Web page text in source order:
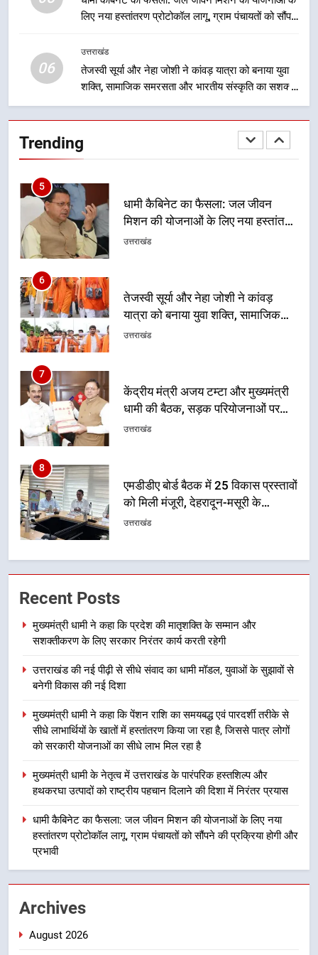
लिए नया हस्तांतरण प्रोटोकॉल लागू, ग्राम पंचायतों को सौंपने
06
उत्तराखंड
तेजस्वी सूर्या और नेहा जोशी ने कांवड़ यात्रा को बनाया युवा
शक्ति, सामाजिक समरसता और भारतीय संस्कृति का सशक्त
संदेश
Trending
4
मुख्यमंत्री धामी के नेतृत्व में उत्तराखंड के
निरंतर प्रयास
मिशन की योजनाओं के लिए नया हस्तांतरण
प्रोटोकॉल लागू, ग्राम पंचायतों को सौंपने
6
तेजस्वी सूर्या और नेहा जोशी ने कांवड़
यात्रा को बनाया युवा शक्ति, सामाजिक
समरसता और भारतीय संस्कृति का सशक्त
उत्तराखंड
7
केंद्रीय मंत्री अजय टम्टा और मुख्यमंत्री
धामी की बैठक, सड़क परियोजनाओं पर
हुआ मंथन
उत्तराखंड
8
एमडीडीए बोर्ड बैठक में 25 विकास प्रस्तावों
को मिली मंजूरी, देहरादून-मसूरी के
नियोजित विकास को मिलेगी रफ्तार
उत्तराखंड
1
मुख्यमंत्री धामी ने कहा कि प्रदेश की
मातृशक्ति के सम्मान और सशक्तीकरण के
लिए सरकार निरंतर कार्य करती रहेगी
उत्तराखंड
विकास की नई दिशा
उत्तराखंड
मुख्यमंत्री धामी ने कहा कि पेंशन राशि का
लाभार्थियों के खातों में हस्तांतरण किया जा
रहा है, जिससे पात्र लोगों को सरकारी
योजनाओं का सीधे लाभ मिल रहा है
उत्तराखंड
मुख्यमंत्री धामी के नेतृत्व में उत्तराखंड के
पारंपरिक हस्तशिल्प और हथकरघा उत्पादों
निरंतर प्रयास
5
धामी कैबिनेट का फैसला: जल जीवन
मिशन की योजनाओं के लिए नया हस्तांतरण
6
Recent Posts
मुख्यमंत्री धामी ने कहा कि प्रदेश की मातृशक्ति के सम्मान और
सशक्तीकरण के लिए सरकार निरंतर कार्य करती रहेगी
उत्तराखंड की नई पीढ़ी से सीधे संवाद का धामी मॉडल, युवाओं के सुझावों से
बनेगी विकास की नई दिशा
मुख्यमंत्री धामी ने कहा कि पेंशन राशि का समयबद्ध एवं पारदर्शी तरीके से
सीधे लाभार्थियों के खातों में हस्तांतरण किया जा रहा है, जिससे पात्र लोगों
को सरकारी योजनाओं का सीधे लाभ मिल रहा है
मुख्यमंत्री धामी के नेतृत्व में उत्तराखंड के पारंपरिक हस्तशिल्प और
हथकरघा उत्पादों को राष्ट्रीय पहचान दिलाने की दिशा में निरंतर प्रयास
धामी कैबिनेट का फैसला: जल जीवन मिशन की योजनाओं के लिए नया
हस्तांतरण प्रोटोकॉल लागू, ग्राम पंचायतों को सौंपने की प्रक्रिया होगी और
प्रभावी
Archives
August 2026